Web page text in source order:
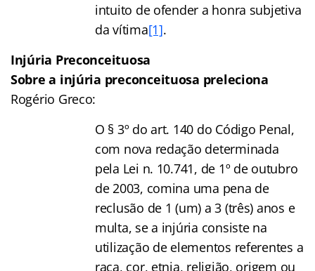
intuito de ofender a honra subjetiva
da vítima[1].
Injúria Preconceituosa
Sobre a injúria preconceituosa preleciona
Rogério Greco:
O § 3º do art. 140 do Código Penal,
com nova redação determinada
pela Lei n. 10.741, de 1º de outubro
de 2003, comina uma pena de
reclusão de 1 (um) a 3 (três) anos e
multa, se a injúria consiste na
utilização de elementos referentes a
raça, cor, etnia, religião, origem ou